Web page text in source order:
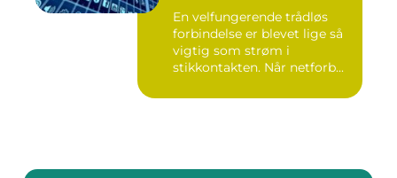
En velfungerende trådløs
forbindelse er blevet lige så
vigtig som strøm i
stikkontakten. Når netforb...